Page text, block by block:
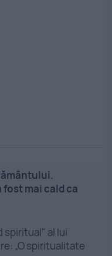
fost mai cald ca
al lui
„O spiritualitate